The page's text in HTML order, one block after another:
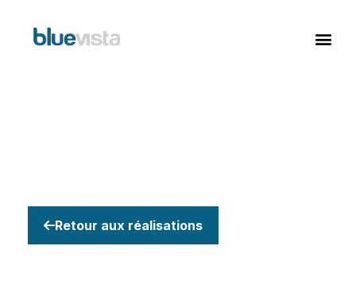
Retour aux réalisations